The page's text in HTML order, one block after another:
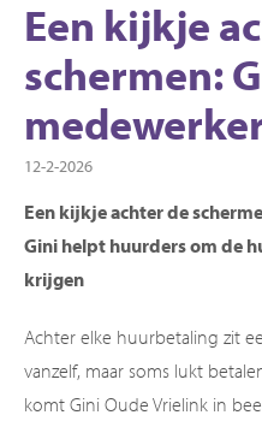
Een kijkje
schermen:
12-2-2026
Een kijkje achter de
Gini helpt huurders om de
krijgen
Achter elke huurbetaling zit
vanzelf, maar soms lukt
komt Gini Oude Vrielink in